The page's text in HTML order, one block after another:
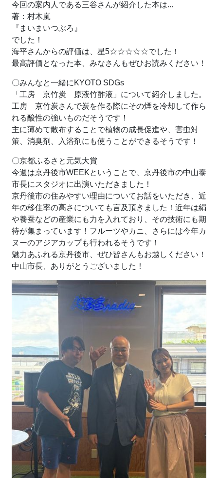
今回の案内人である三谷さんが紹介した本は...
著：村木嵐
『まいまいつぶろ』
でした！
海平さんからの評価は、星5☆☆☆☆☆でした！
最高評価となった本、みなさんもぜひお読みください！
〇みんなと一緒にKYOTO SDGs
「工房 京竹炭 原液竹酢液」について紹介しました。
工房 京竹炭さんで炭を作る際にその煙を冷却して作ら
れる酸性の強いものだそうです！
主に薄めて散布することで植物の成長促進や、害虫対
策、消臭剤、入浴剤にも使うことができるそうです！
〇京都ふるさと元気大賞
今週は京丹後市WEEKということで、京丹後市の中山泰
市長にスタジオに出演いただきました！
京丹後市の住みやすい理由についてお話をいただき、近
年の移住率の高さについても言及頂きました！近年は絹
や養蚕などの産業にも力を入れており、その技術にも期
待が集まっています！フルーツやカニ、さらには今年カ
ヌーのアジアカップも行われるそうです！
魅力あふれる京丹後市、ぜひ皆さんもお越しください！
中山市長、ありがとうございました！